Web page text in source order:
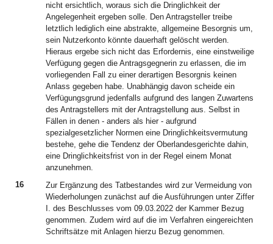
nicht ersichtlich, woraus sich die Dringlichkeit der
Angelegenheit ergeben solle. Den Antragsteller treibe
letztlich lediglich eine abstrakte, allgemeine Besorgnis um,
sein Nutzerkonto könnte dauerhaft gelöscht werden.
Hieraus ergebe sich nicht das Erfordernis, eine einstweilige
Verfügung gegen die Antragsgegnerin zu erlassen, die im
vorliegenden Fall zu einer derartigen Besorgnis keinen
Anlass gegeben habe. Unabhängig davon scheide ein
Verfügungsgrund jedenfalls aufgrund des langen Zuwartens
des Antragstellers mit der Antragstellung aus. Selbst in
Fällen in denen - anders als hier - aufgrund
spezialgesetzlicher Normen eine Dringlichkeitsvermutung
bestehe, gehe die Tendenz der Oberlandesgerichte dahin,
eine Dringlichkeitsfrist von in der Regel einem Monat
anzunehmen.
16
Zur Ergänzung des Tatbestandes wird zur Vermeidung von
Wiederholungen zunächst auf die Ausführungen unter Ziffer
I. des Beschlusses vom 09.03.2022 der Kammer Bezug
genommen. Zudem wird auf die im Verfahren eingereichten
Schriftsätze mit Anlagen hierzu Bezug genommen.